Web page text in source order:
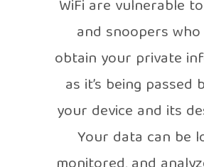
WiFi are vulnerable
and snoopers
obtain your private
as it’s being passed
your device and its
Your data can be